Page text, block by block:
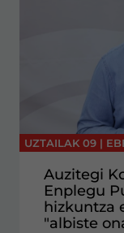
UZTAILAK 09 |
Auzitegi
Enplegu
hizkuntza
"albiste